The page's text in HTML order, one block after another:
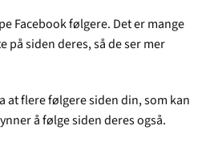
Facebook følgere. Det er mange
på siden deres, så de ser mer
at flere følgere siden din, som kan
å følge siden deres også.